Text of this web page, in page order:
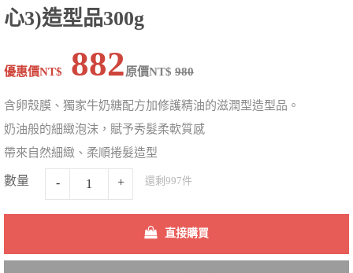
心3)造型品300g
優惠價NT$ 882原價NT$ 980
含卵殼膜、獨家牛奶糖配方加修護精油的滋潤型造型品。
奶油般的細緻泡沫，賦予秀髮柔軟質感
帶來自然細緻、柔順捲髮造型
數量 - + 還剩997件
直接購買